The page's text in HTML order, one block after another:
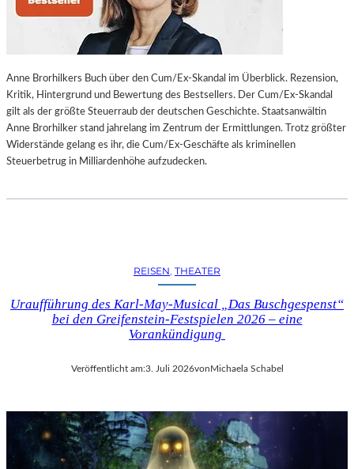
Anne Brorhilkers Buch über den Cum/Ex-Skandal im Überblick. Rezension,
Kritik, Hintergrund und Bewertung des Bestsellers. Der Cum/Ex-Skandal
gilt als der größte Steuerraub der deutschen Geschichte. Staatsanwältin
Anne Brorhilker stand jahrelang im Zentrum der Ermittlungen. Trotz größter
Widerstände gelang es ihr, die Cum/Ex-Geschäfte als kriminellen
Steuerbetrug in Milliardenhöhe aufzudecken.
REISEN, THEATER
Uraufführung des Karl-May-Musical „Das Buschgespenst“
bei den Greifenstein-Festspielen 2026 – eine
Vorankündigung
Veröffentlicht am:3. Juli 2026vonMichaela Schabel